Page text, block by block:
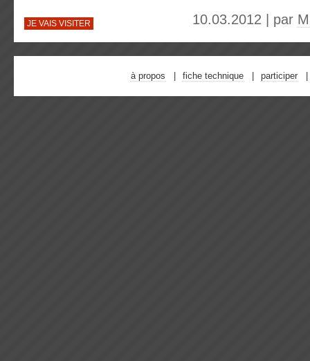
JE VAIS VISITER 10.03.2012 | par
à propos fiche technique participer